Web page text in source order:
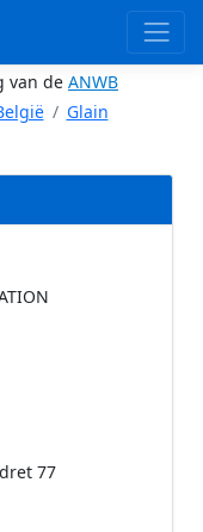
van de ANWB
Glain
77